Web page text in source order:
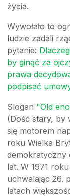
życia.
Wywołało to
ludzie zadali
pytanie:
by ginąć za
prawa
podpisać
Slogan "Old
(Dość stary, by
się motorem
roku Wielka
demokratyczny
lat. W 1971
uchwalając 26.
latach